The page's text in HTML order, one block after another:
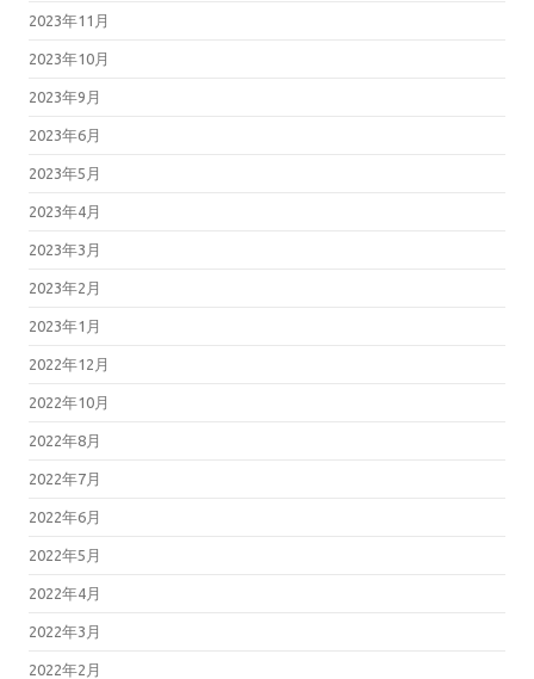
2023年11月
2023年10月
2023年9月
2023年6月
2023年5月
2023年4月
2023年3月
2023年2月
2023年1月
2022年12月
2022年10月
2022年8月
2022年7月
2022年6月
2022年5月
2022年4月
2022年3月
2022年2月